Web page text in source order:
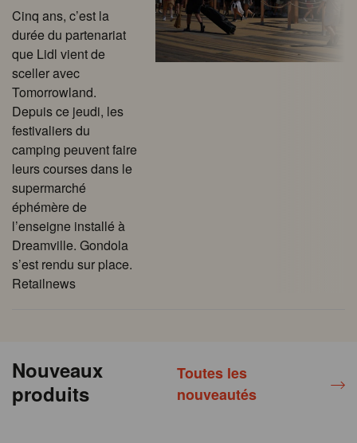
Cinq ans, c’est la
durée du partenariat
que Lidl vient de
sceller avec
Tomorrowland.
Depuis ce jeudi, les
festivaliers du
camping peuvent faire
leurs courses dans le
supermarché
éphémère de
l’enseigne installé à
Dreamville. Gondola
s’est rendu sur place.
Retailnews
Nouveaux
produits
Toutes les
nouveautés